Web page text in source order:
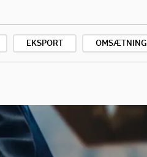
EKSPORT OMSÆTNING